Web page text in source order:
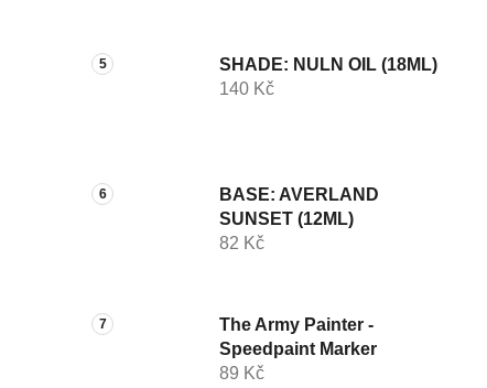
SHADE: NULN OIL (18ML)
140 Kč
BASE: AVERLAND
SUNSET (12ML)
82 Kč
The Army Painter -
Speedpaint Marker
89 Kč